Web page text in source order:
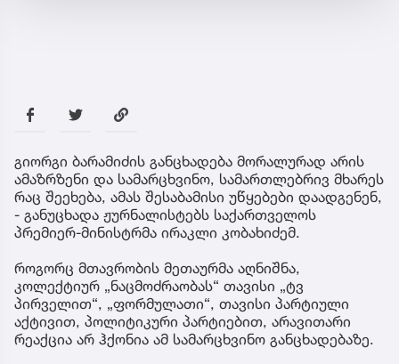
გიორგი ბარამიძის განცხადება მორალურად არის
ამაზრზენი და სამარცხვინო, სამართლებრივ მხარეს
რაც შეეხება, ამას შესაბამისი უწყებები დაადგენენ,
- განუცხადა ჟურნალისტებს საქართველოს
პრემიერ-მინისტრმა ირაკლი კობახიძემ.
როგორც მთავრობის მეთაურმა აღნიშნა,
კოლექტიურ „ნაცმოძრაობას“ თავისი „ტვ
პირველით“, „ფორმულათი“, თავისი პარტიული
აქტივით, პოლიტიკური პარტიებით, არავითარი
რეაქცია არ ჰქონია ამ სამარცხვინო განცხადებაზე.